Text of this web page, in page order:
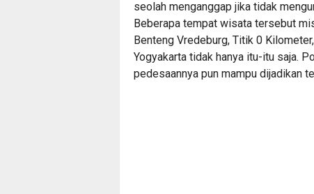
seolah menganggap jika tidak
Beberapa tempat wisata tersebut
Benteng Vredeburg, Titik 0
Yogyakarta tidak hanya itu-itu saja.
pedesaannya pun mampu dijadikan